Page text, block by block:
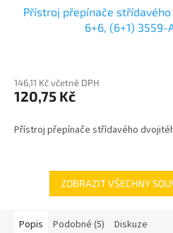
Přístroj přepínače
6+6, (6+1) 3559-
146,11 Kč včetně DPH
120,75 Kč
Přístroj přepínače střídavého
ZOBRAZIT VŠECHNY
Popis Podobné (5) Diskuze